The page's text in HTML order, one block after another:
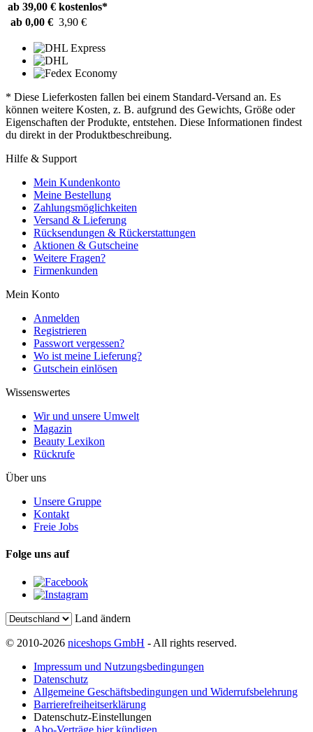
ab 39,00 € kostenlos*
ab 0,00 € 3,90 €
* Diese Lieferkosten fallen bei einem Standard-Versand an. Es
können weitere Kosten, z. B. aufgrund des Gewichts, Größe oder
Eigenschaften der Produkte, entstehen. Diese Informationen findest
du direkt in der Produktbeschreibung.
Hilfe & Support
Mein Kundenkonto
Meine Bestellung
Zahlungsmöglichkeiten
Versand & Lieferung
Rücksendungen & Rückerstattungen
Aktionen & Gutscheine
Weitere Fragen?
Firmenkunden
Mein Konto
Anmelden
Registrieren
Passwort vergessen?
Wo ist meine Lieferung?
Gutschein einlösen
Wissenswertes
Wir und unsere Umwelt
Magazin
Beauty Lexikon
Rückrufe
Über uns
Unsere Gruppe
Kontakt
Freie Jobs
Folge uns auf
Land ändern
© 2010-2026 niceshops GmbH - All rights reserved.
Impressum und Nutzungsbedingungen
Datenschutz
Allgemeine Geschäftsbedingungen und Widerrufsbelehrung
Barrierefreiheitserklärung
Datenschutz-Einstellungen
Abo-Verträge hier kündigen